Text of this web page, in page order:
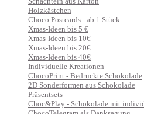
Holzkästchen
Choco Postcards - ab 1 Stück
Xmas-Ideen bis 5 €
Xmas-Ideen bis 10€
Xmas-Ideen bis 20€
Xmas-Ideen bis 40€
Individuelle Kreationen
ChocoPrint - Bedruckte Schokolade
2D Sonderformen aus Schokolade
Präsentsets
Choc&Play - Schokolade mit